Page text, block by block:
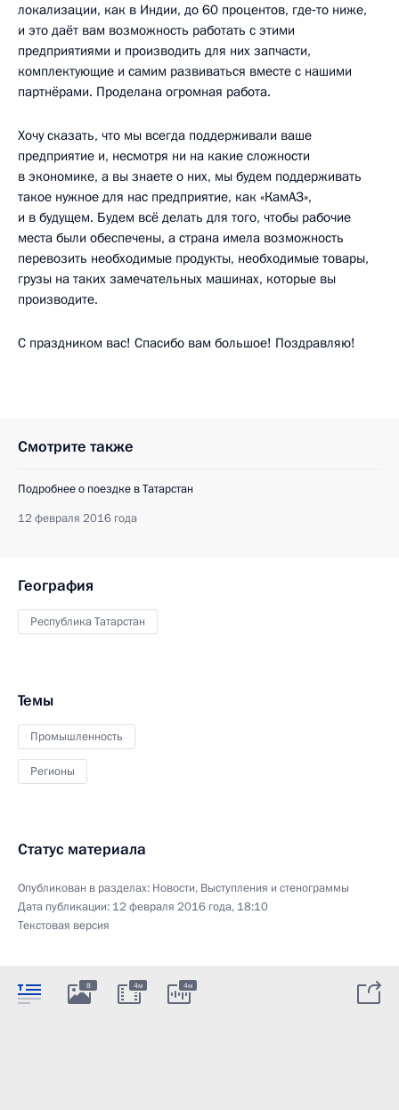
локализации, как в Индии, до 60 процентов, где‑то ниже,
и это даёт вам возможность работать с этими
предприятиями и производить для них запчасти,
комплектующие и самим развиваться вместе с нашими
партнёрами. Проделана огромная работа.
Хочу сказать, что мы всегда поддерживали ваше
предприятие и, несмотря ни на какие сложности
в экономике, а вы знаете о них, мы будем поддерживать
такое нужное для нас предприятие, как «КамАЗ»,
и в будущем. Будем всё делать для того, чтобы рабочие
места были обеспечены, а страна имела возможность
перевозить необходимые продукты, необходимые товары,
грузы на таких замечательных машинах, которые вы
производите.
С праздником вас! Спасибо вам большое! Поздравляю!
Смотрите также
Подробнее о поездке в Татарстан
12 февраля 2016 года
География
Республика Татарстан
Темы
Промышленность
Регионы
Статус материала
Опубликован в разделах: Новости, Выступления и стенограммы
Дата публикации: 12 февраля 2016 года, 18:10
Текстовая версия
8 4м 4м